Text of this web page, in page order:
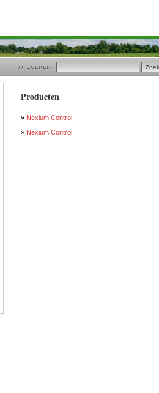
Producten
» Nexium Control
» Nexium Control